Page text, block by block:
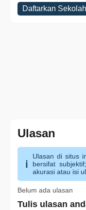
Daftarkan Sekolah
Ulasan
Ulasan di situs
bersifat
akurasi atau isi
Belum ada ulasan
Tulis ulasan